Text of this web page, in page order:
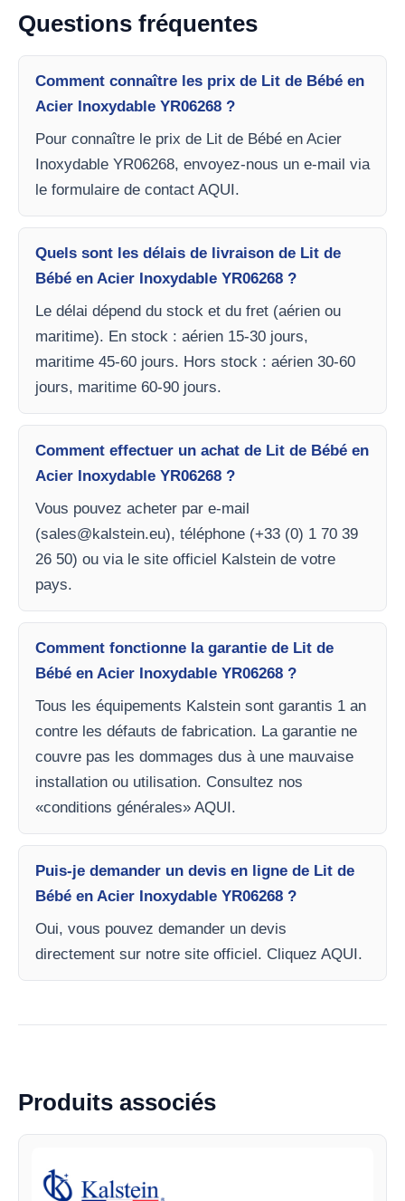
Questions fréquentes
Comment connaître les prix de Lit de Bébé en
Acier Inoxydable YR06268 ?
Pour connaître le prix de Lit de Bébé en Acier
Inoxydable YR06268, envoyez-nous un e-mail via
le formulaire de contact AQUI.
Quels sont les délais de livraison de Lit de
Bébé en Acier Inoxydable YR06268 ?
Le délai dépend du stock et du fret (aérien ou
maritime). En stock : aérien 15-30 jours,
maritime 45-60 jours. Hors stock : aérien 30-60
jours, maritime 60-90 jours.
Comment effectuer un achat de Lit de Bébé en
Acier Inoxydable YR06268 ?
Vous pouvez acheter par e-mail
(sales@kalstein.eu), téléphone (+33 (0) 1 70 39
26 50) ou via le site officiel Kalstein de votre
pays.
Comment fonctionne la garantie de Lit de
Bébé en Acier Inoxydable YR06268 ?
Tous les équipements Kalstein sont garantis 1 an
contre les défauts de fabrication. La garantie ne
couvre pas les dommages dus à une mauvaise
installation ou utilisation. Consultez nos
«conditions générales» AQUI.
Puis-je demander un devis en ligne de Lit de
Bébé en Acier Inoxydable YR06268 ?
Oui, vous pouvez demander un devis
directement sur notre site officiel. Cliquez AQUI.
Produits associés